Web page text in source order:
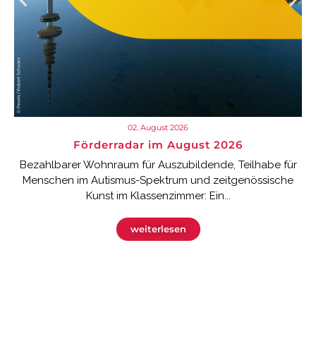
02. August 2026
Förderradar im August 2026
Bezahlbarer Wohnraum für Auszubildende, Teilhabe für
Menschen im Autismus-Spektrum und zeitgenössische
Kunst im Klassenzimmer: Ein...
weiterlesen